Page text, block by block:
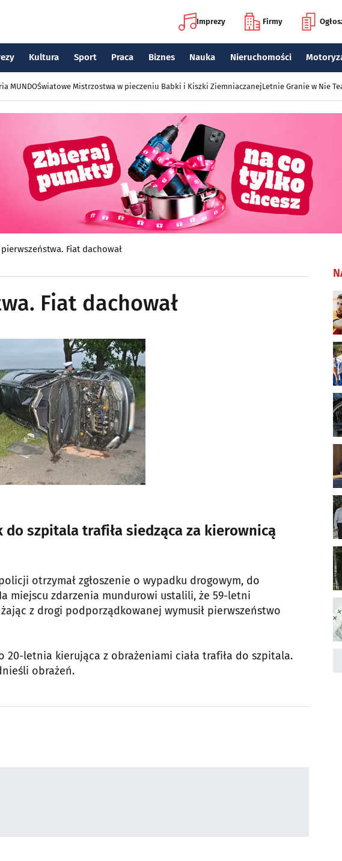
Imprezy Firmy
Kultura Sport Praca Biznes Nauka Nieruchomości
MUNDOŚwiatowe Mistrzostwa w pieczeniu Babki i Kiszki ZiemniaczanejLetnie Granie w Nie
Fiat dachował
Fiat dachował
szpitala trafiła siedząca za kierownicą
otrzymał zgłoszenie o wypadku drogowym, do
miejscu zdarzenia mundurowi ustalili, że 59-letni
z drogi podporządkowanej wymusił pierwszeństwo
20-letnia kierująca z obrażeniami ciała trafiła do szpitala.
obrażeń.